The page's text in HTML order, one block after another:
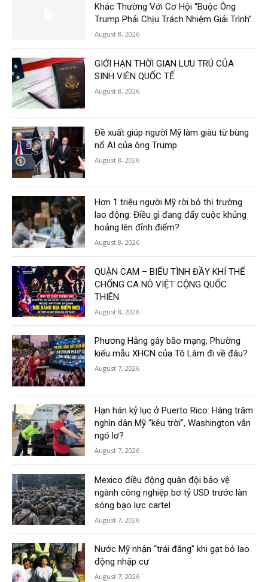
Khác Thường Với Cơ Hội “Buộc Ông
Trump Phải Chịu Trách Nhiệm Giải Trình”.
August 8, 2026
GIỚI HẠN THỜI GIAN LƯU TRÚ CỦA
SINH VIÊN QUỐC TẾ
August 8, 2026
Đề xuất giúp người Mỹ làm giàu từ bùng
nổ AI của ông Trump
August 8, 2026
Hơn 1 triệu người Mỹ rời bỏ thị trường
lao động: Điều gì đang đẩy cuộc khủng
hoảng lên đỉnh điểm?
August 8, 2026
QUẬN CAM – BIỂU TÌNH ĐẦY KHÍ THẾ
CHỐNG CA NÔ VIỆT CỘNG QUỐC
THIÊN
August 8, 2026
Phương Hằng gây bão mạng, Phường
kiểu mẫu XHCN của Tô Lâm đi về đâu?
August 7, 2026
Hạn hán kỷ lục ở Puerto Rico: Hàng trăm
nghìn dân Mỹ “kêu trời”, Washington vẫn
ngó lơ?
August 7, 2026
Mexico điều động quân đội bảo vệ
ngành công nghiệp bơ tỷ USD trước làn
sóng bạo lực cartel
August 7, 2026
Nước Mỹ nhận “trái đắng” khi gạt bỏ lao
động nhập cư
August 7, 2026